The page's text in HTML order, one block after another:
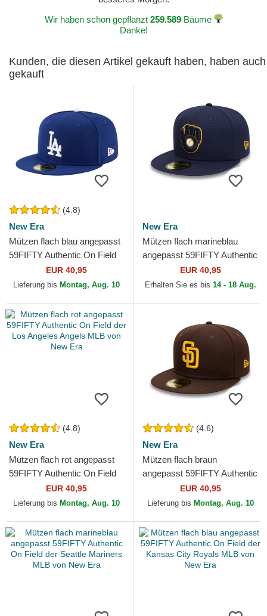
Wir haben schon gepflanzt 259.589Bäume
Danke!
Kunden, die diesen Artikel gekauft haben, haben auch
gekauft
(4.8)
New Era
Mützen flach blau angepasst
59FIFTY Authentic On Field
Game der Los Angeles
Dodgers MLB von New Era
EUR 40,95
Lieferung bis Montag, Aug. 10
New Era
Mützen flach marineblau
angepasst 59FIFTY Authentic
On Field der Milwaukee
Brewers MLB von New Era
EUR 40,95
Erhalten Sie es bis 14 - 18 Aug.
(4.8)
New Era
Mützen flach rot angepasst
59FIFTY Authentic On Field
der Los Angeles Angels MLB
von New Era
EUR 40,95
Lieferung bis Montag, Aug. 10
(4.6)
New Era
Mützen flach braun
angepasst 59FIFTY Authentic
On Field der San Diego
Padres MLB von New Era
EUR 40,95
Lieferung bis Montag, Aug. 10